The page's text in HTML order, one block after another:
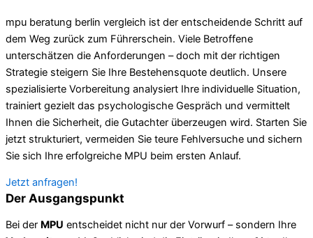
mpu beratung berlin vergleich ist der entscheidende Schritt auf
dem Weg zurück zum Führerschein. Viele Betroffene
unterschätzen die Anforderungen – doch mit der richtigen
Strategie steigern Sie Ihre Bestehensquote deutlich. Unsere
spezialisierte Vorbereitung analysiert Ihre individuelle Situation,
trainiert gezielt das psychologische Gespräch und vermittelt
Ihnen die Sicherheit, die Gutachter überzeugen wird. Starten Sie
jetzt strukturiert, vermeiden Sie teure Fehlversuche und sichern
Sie sich Ihre erfolgreiche MPU beim ersten Anlauf.
Jetzt anfragen!
Der Ausgangspunkt
Bei der MPU entscheidet nicht nur der Vorwurf – sondern Ihre